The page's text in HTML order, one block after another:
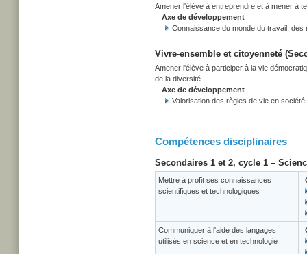
Amener l'élève à entreprendre et à mener à
Axe de développement
Connaissance du monde du travail,
Vivre-ensemble et citoyenneté
Amener l'élève à participer à la vie
de la diversité.
Axe de développement
Valorisation des règles de vie en
Compétences disciplinaires
Secondaires 1 et 2, cycle 1 –
Mettre à profit ses connaissances
scientifiques et technologiques
Communiquer à l'aide des langages
utilisés en science et en technologie